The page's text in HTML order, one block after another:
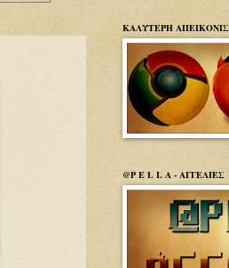
ΚΑΛΥΤΕΡΗ
@P E L L A - ΑΓΓΕΛΙΕΣ